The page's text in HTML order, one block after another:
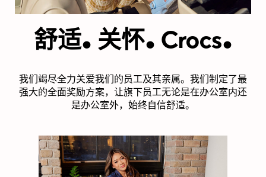
舒适. 关怀. Crocs.
我们竭尽全力关爱我们的员工及其亲属。我们制定了最
强大的全面奖励方案，让旗下员工无论是在办公室内还
是办公室外，始终自信舒适。